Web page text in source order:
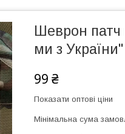
Шеврон патч
ми з
99 ₴
Показати оптові ціни
Мінімальна сума